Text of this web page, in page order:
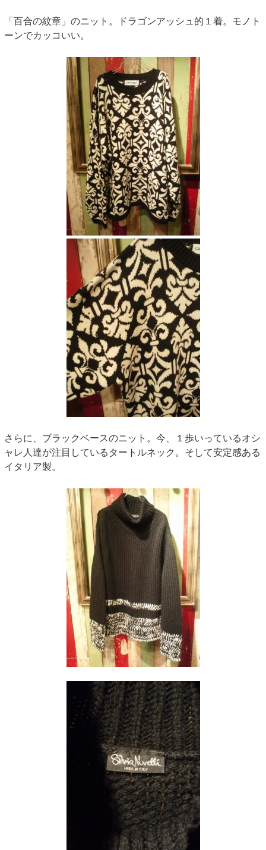
「百合の紋章」のニット。ドラゴンアッシュ的１着。モノト
ーンでカッコいい。
さらに、ブラックベースのニット。今、１歩いっているオシ
ャレ人達が注目しているタートルネック。そして安定感ある
イタリア製。